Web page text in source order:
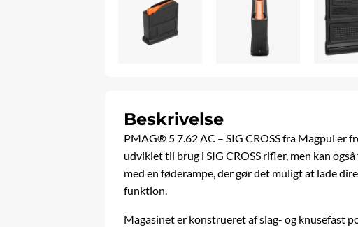
Beskrivelse
PMAG® 5 7.62 AC – SIG CROSS fra Magpul
udviklet til brug i SIG CROSS rifler, men kan
med en føderampe, der gør det muligt at lade
funktion.
Magasinet er konstrueret af slag- og knusefast